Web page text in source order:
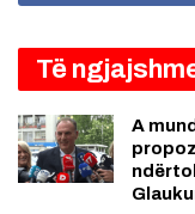
Të
A